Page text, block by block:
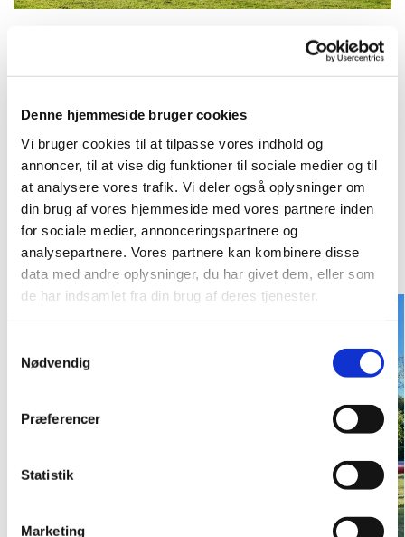
Denne hjemmeside bruger cookies
Vi bruger cookies til at tilpasse vores indhold og
annoncer, til at vise dig funktioner til sociale medier og til
at analysere vores trafik. Vi deler også oplysninger om
din brug af vores hjemmeside med vores partnere inden
for sociale medier, annonceringspartnere og
analysepartnere. Vores partnere kan kombinere disse
data med andre oplysninger, du har givet dem, eller som
de har indsamlet fra din brug af deres tjenester.
Nødvendig
Præferencer
Statistik
Marketing
Sankt Hans aften i Storring Præstegård
En aften hvor vi mødes omkring fællesskab, sang og
Tak til mændenes morgenbord for sang og 9. klasses
piger for dans.
Mellem æbletræerne hang 0., 1., 2. og 3. klassernes
flagguirlander og sendte gode ord ud i verden. Også
tak for det.